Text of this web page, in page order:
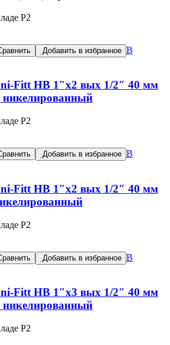
Р2
Добавить в избранное В
Fitt НВ 1″х2 вых 1/2″ 40 мм
никелированный
Р2
Добавить в избранное В
Fitt НВ 1″х2 вых 1/2″ 40 мм
Р2
Добавить в избранное В
Fitt НВ 1″х3 вых 1/2″ 40 мм
никелированный
Р2